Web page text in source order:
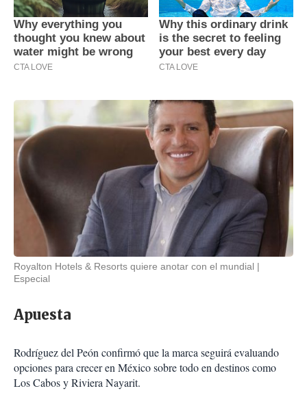
Royalton Hotels & Resorts quiere anotar con el mundial
Especial
Apuesta
Rodríguez del Peón confirmó que la marca seguirá evaluando
opciones para crecer en México sobre todo en destinos como
Los Cabos y Riviera Nayarit.